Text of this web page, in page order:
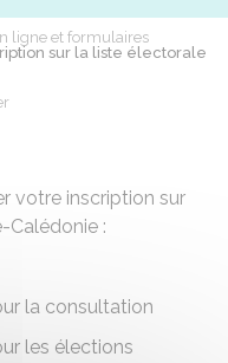
ligne et formulaires
sur la liste électorale
votre inscription sur
Calédonie :
la consultation
les élections